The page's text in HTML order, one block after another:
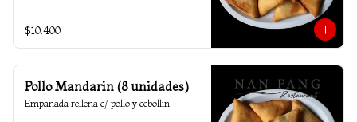
$10.400
Pollo Mandarin (8 unidades)
Empanada rellena c/ pollo y cebollin